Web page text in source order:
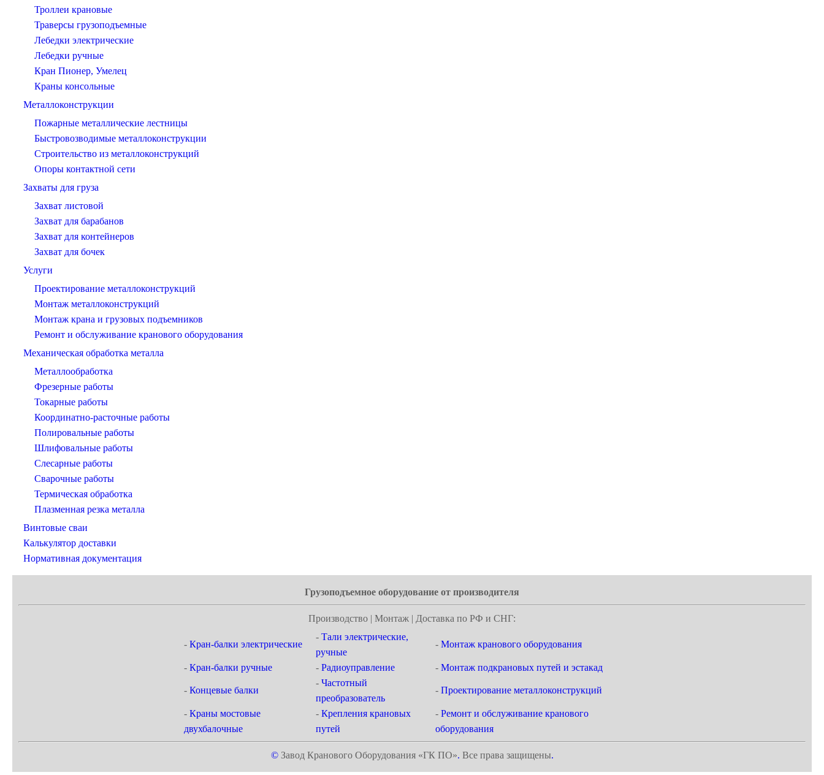
Троллеи крановые
Траверсы грузоподъемные
Лебедки электрические
Лебедки ручные
Кран Пионер, Умелец
Краны консольные
Металлоконструкции
Пожарные металлические лестницы
Быстровозводимые металлоконструкции
Строительство из металлоконструкций
Опоры контактной сети
Захваты для груза
Захват листовой
Захват для барабанов
Захват для контейнеров
Захват для бочек
Услуги
Проектирование металлоконструкций
Монтаж металлоконструкций
Монтаж крана и грузовых подъемников
Ремонт и обслуживание кранового оборудования
Механическая обработка металла
Металлообработка
Фрезерные работы
Токарные работы
Координатно-расточные работы
Полировальные работы
Шлифовальные работы
Слесарные работы
Сварочные работы
Термическая обработка
Плазменная резка металла
Винтовые сваи
Калькулятор доставки
Нормативная документация
Грузоподъемное оборудование от производителя
Производство | Монтаж | Доставка по РФ и СНГ:
- Кран-балки электрические
- Тали электрические,
ручные
- Монтаж кранового оборудования
- Кран-балки ручные - Радиоуправление - Монтаж подкрановых путей и эстакад
- Концевые балки
- Частотный
преобразователь
- Проектирование металлоконструкций
- Краны мостовые
двухбалочные
- Крепления крановых
путей
- Ремонт и обслуживание кранового
оборудования
©Завод Кранового Оборудования «ГК ПО». Все права защищены.